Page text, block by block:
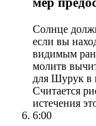
Солнце
если вы
видимым
молитв
для Шурук в
Считается
истечения
6:00